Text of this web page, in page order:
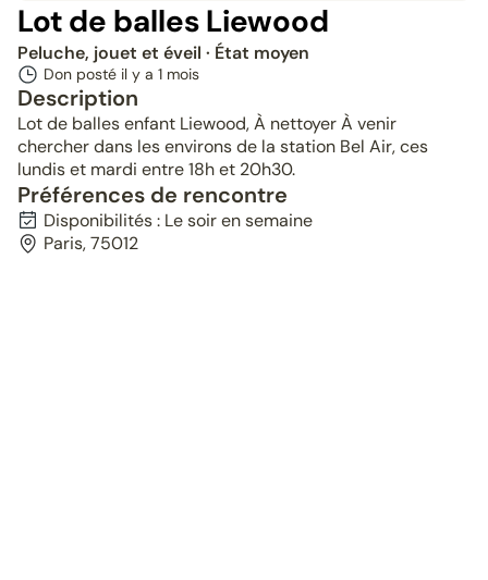
Lot de balles Liewood
Peluche, jouet et éveil · État moyen
Don posté il y a 1 mois
Description
Lot de balles enfant Liewood, À nettoyer À venir
chercher dans les environs de la station Bel Air, ces
lundis et mardi entre 18h et 20h30.
Préférences de rencontre
Disponibilités : Le soir en semaine
Paris, 75012